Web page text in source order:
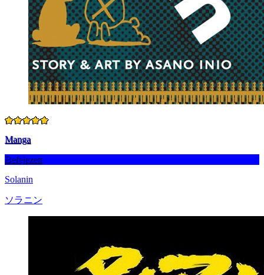
Manga
Befejezett
Solanin
ソラニン